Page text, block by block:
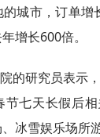
城市，订单增
增长600倍。
的研究员表示
节七天长假后
冰雪娱乐场所